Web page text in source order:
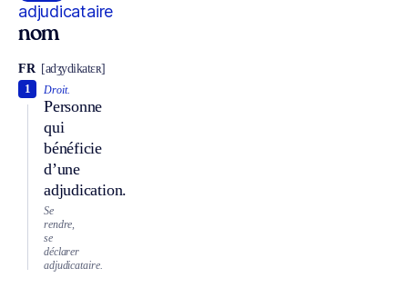
adjudicataire
nom
FR [adʒydikatɛʀ]
Droit.
Personne
qui
bénéficie
d’une
adjudication.
1
Se
rendre,
se
déclarer
adjudicataire.